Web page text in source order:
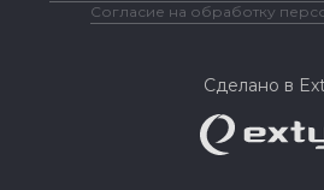
Согласие на обработку
Сделано в